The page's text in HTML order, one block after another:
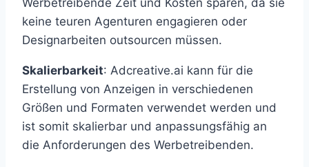
keine teuren Agenturen engagieren oder
Designarbeiten outsourcen müssen.
Skalierbarkeit: Adcreative.ai kann für die
Erstellung von Anzeigen in verschiedenen
Größen und Formaten verwendet werden und
ist somit skalierbar und anpassungsfähig an
die Anforderungen des Werbetreibenden.